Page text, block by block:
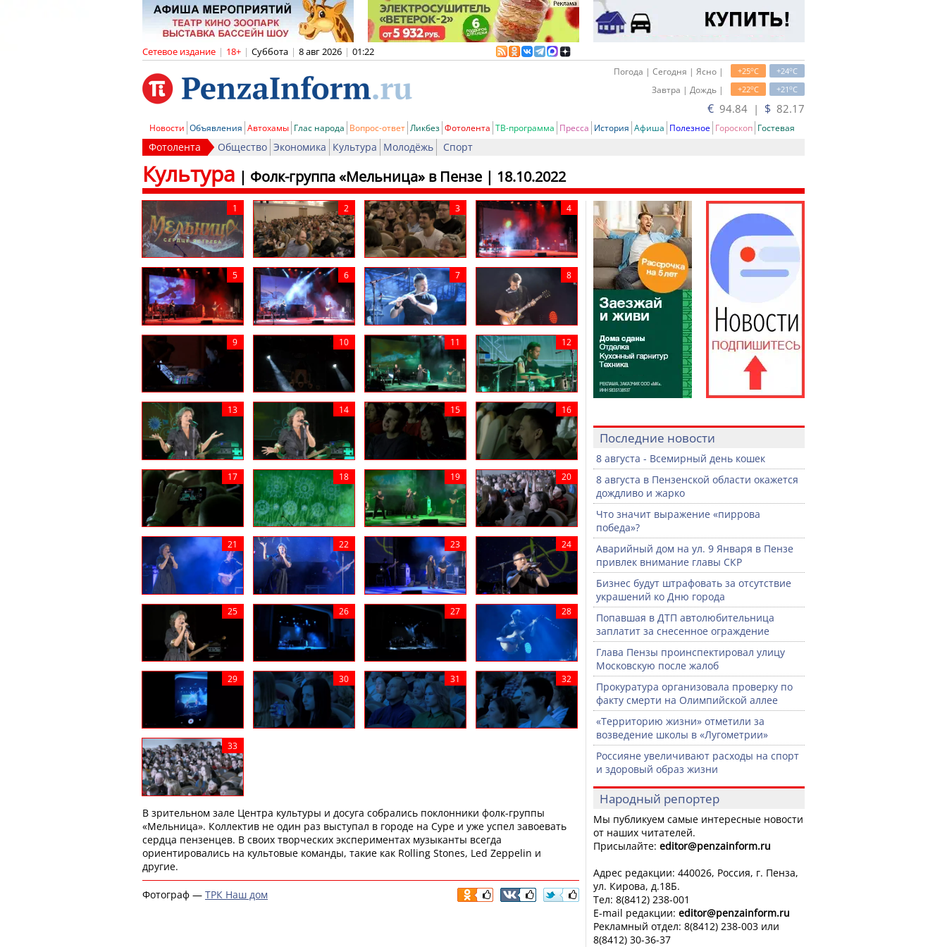
Сетевое издание | 18+ | Суббота | 8 авг 2026 | 01:22
+24oC
+25oC
Погода | Сегодня | Ясно |
+21oC
+22oC
Завтра | Дождь |
€ 94.84 | $ 82.17
Новости Объявления Автохамы Глас народа Вопрос-ответ Ликбез Фотолента ТВ-программа Пресса История Афиша Полезное Гороскоп Гостевая
Фотолента Общество Экономика Культура Молодёжь Спорт
Культура | Фолк-группа «Мельница» в Пензе | 18.10.2022
В зрительном зале Центра культуры и досуга собрались поклонники фолк-группы
«Мельница». Коллектив не один раз выступал в городе на Суре и уже успел завоевать
сердца пензенцев. В своих творческих экспериментах музыканты всегда
ориентировались на культовые команды, такие как Rolling Stones, Led Zeppelin и
другие.
Фотограф — ТРК Наш дом
Последние новости
8 августа - Всемирный день кошек
8 августа в Пензенской области окажется
дождливо и жарко
Что значит выражение «пиррова
победа»?
Аварийный дом на ул. 9 Января в Пензе
привлек внимание главы СКР
Бизнес будут штрафовать за отсутствие
украшений ко Дню города
Попавшая в ДТП автолюбительница
заплатит за снесенное ограждение
Глава Пензы проинспектировал улицу
Московскую после жалоб
Прокуратура организовала проверку по
факту смерти на Олимпийской аллее
«Территорию жизни» отметили за
возведение школы в «Лугометрии»
Россияне увеличивают расходы на спорт
и здоровый образ жизни
Народный репортер
Мы публикуем самые интересные новости
от наших читателей.
Присылайте: editor@penzainform.ru
Адрес редакции: 440026, Россия, г. Пенза,
ул. Кирова, д.18Б.
Тел: 8(8412) 238-001
E-mail редакции: editor@penzainform.ru
Рекламный отдел: 8(8412) 238-003 или
8(8412) 30-36-37